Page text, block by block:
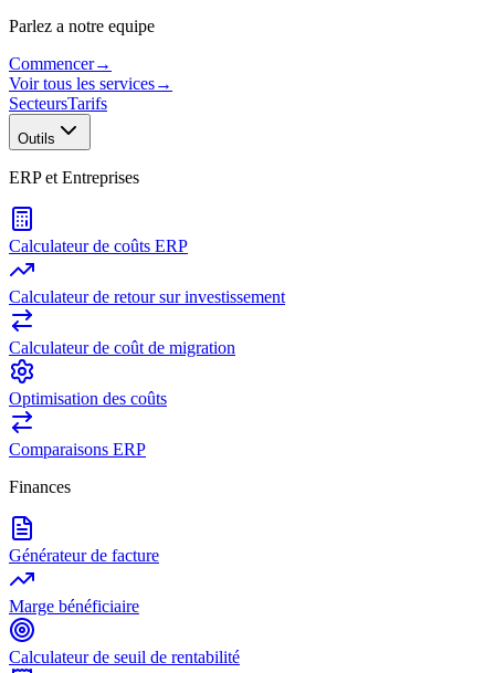
Parlez a notre equipe
Commencer→
Voir tous les services→
SecteursTarifs
Outils
ERP et Entreprises
Calculateur de coûts ERP
Calculateur de retour sur investissement
Calculateur de coût de migration
Optimisation des coûts
Comparaisons ERP
Finances
Générateur de facture
Marge bénéficiaire
Calculateur de seuil de rentabilité